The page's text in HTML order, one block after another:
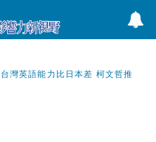
台灣英語能力比日本差 柯文哲推